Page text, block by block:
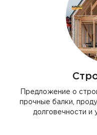
Предложение о
прочные балки,
долговечности и